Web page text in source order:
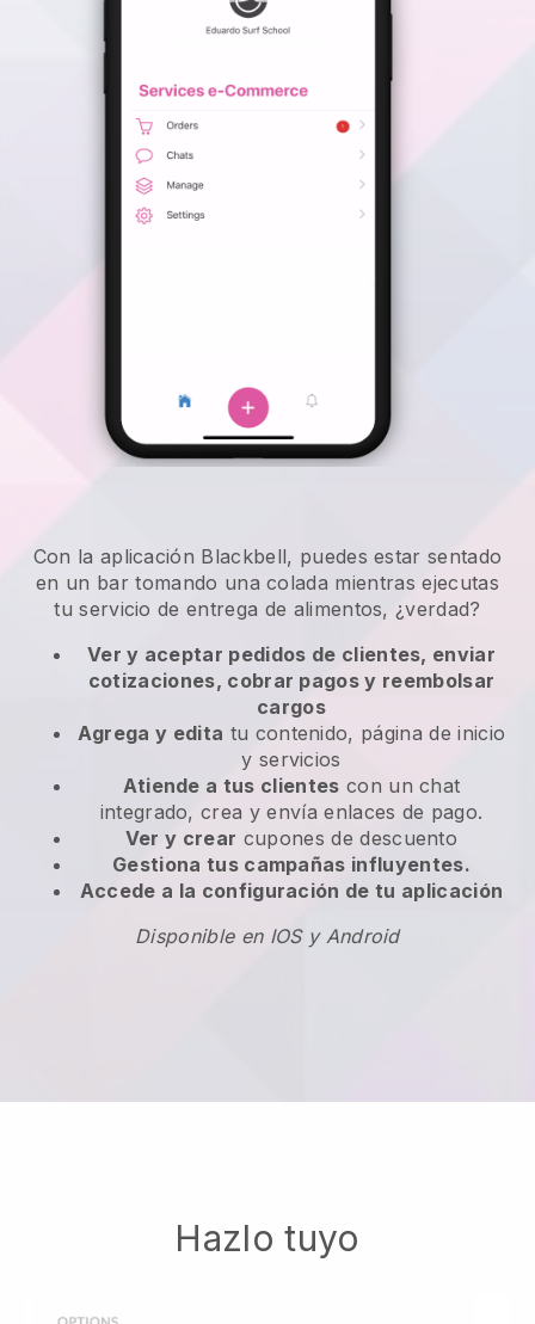
Con la aplicación Blackbell, puedes estar sentado
en un bar tomando una colada mientras ejecutas
tu servicio de entrega de alimentos, ¿verdad?
Ver y aceptar pedidos de clientes, enviar
cotizaciones, cobrar pagos y reembolsar
cargos
Agrega y edita tu contenido, página de inicio
y servicios
Atiende a tus clientes con un chat
integrado, crea y envía enlaces de pago.
Ver y crear cupones de descuento
Gestiona tus campañas influyentes.
Accede a la configuración de tu aplicación
Disponible en IOS y Android
Hazlo tuyo